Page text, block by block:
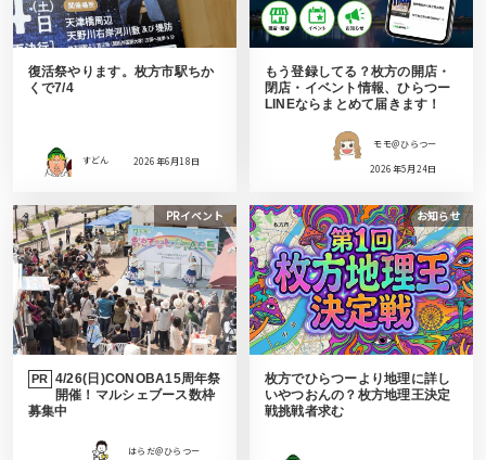
復活祭やります。枚方市駅ちか
くで7/4
すどん 2026年6月18日
もう登録してる？枚方の開店・
閉店・イベント情報、ひらつー
LINEならまとめて届きます！
モモ＠ひらつー
2026年5月24日
PRイベント
PR 4/26(日)CONOBA15周年祭
開催！マルシェブース数枠
募集中
はらだ＠ひらつー
お知らせ
枚方でひらつーより地理に詳し
いやつおんの？枚方地理王決定
戦挑戦者求む